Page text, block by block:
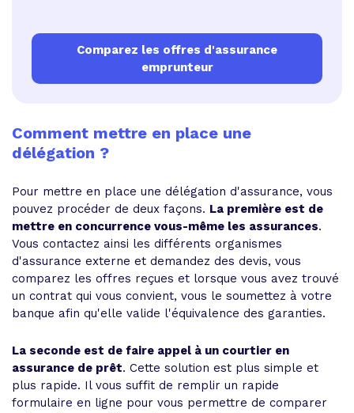
Comparez les offres d'assurance
emprunteur
Comment mettre en place une
délégation ?
Pour mettre en place une délégation d'assurance, vous
pouvez procéder de deux façons. La première est de
mettre en concurrence vous-même les assurances.
Vous contactez ainsi les différents organismes
d'assurance externe et demandez des devis, vous
comparez les offres reçues et lorsque vous avez trouvé
un contrat qui vous convient, vous le soumettez à votre
banque afin qu'elle valide l'équivalence des garanties.
La seconde est de faire appel à un courtier en
assurance de prêt. Cette solution est plus simple et
plus rapide. Il vous suffit de remplir un rapide
formulaire en ligne pour vous permettre de comparer